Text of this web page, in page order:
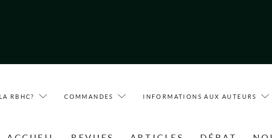
RBHC? COMMANDES INFORMATIONS AUX AUTEURS